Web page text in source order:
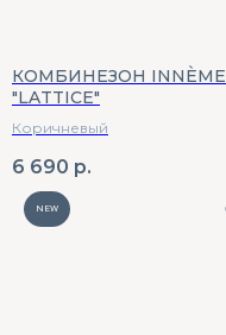
КОМБИНЕЗОН INNÈME
"LATTICE"
Коричневый
6 690 р.
NEW